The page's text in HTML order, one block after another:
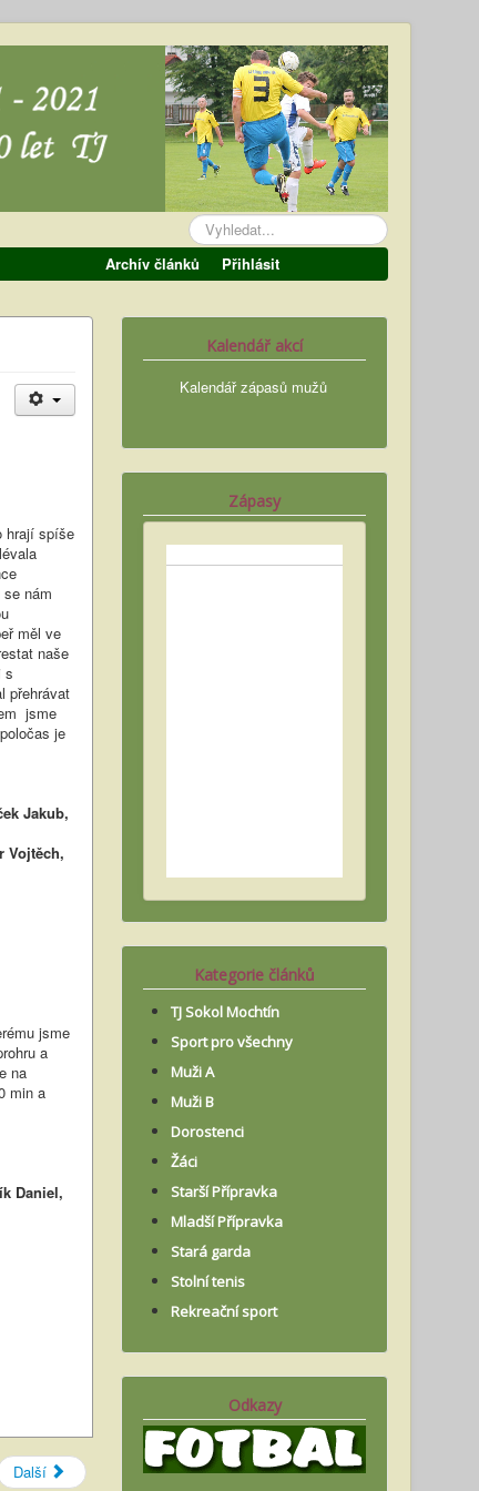
Vyhledávání...
Archív článků Přihlásit
hrají spíše
nám
měl ve
naše
s
přehrávat
jsme
je
Jakub,
jsme
a
na
min a
Daniel,
Další
Kalendář akcí
Kalendář zápasů mužů
Zápasy
Kategorie článků
TJ Sokol Mochtín
Sport pro všechny
Muži A
Muži B
Dorostenci
Žáci
Starší Přípravka
Mladší Přípravka
Stará garda
Stolní tenis
Rekreační sport
Odkazy